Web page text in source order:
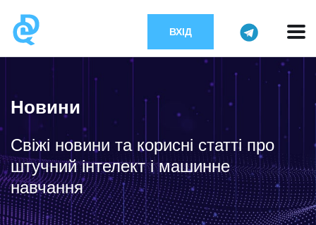
ВХІД
Новини
Свіжі новини та корисні статті про
штучний інтелект і машинне
навчання